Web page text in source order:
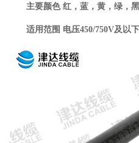
主要颜色 红，蓝，黄，绿，黑
适用范围 电压450/750V及以